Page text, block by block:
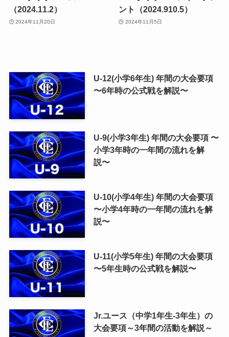
（2024.11.2）
2024年11月20日
ント（2024.910.5）
2024年11月5日
U-12(小学6年生) 年間の大会要項
〜6年時の公式戦を解説〜
U-9(小学3年生) 年間の大会要項 〜
小学3年時の一年間の流れを解
説〜
U-10(小学4年生) 年間の大会要項
〜小学4年時の一年間の流れを解
説〜
U-11(小学5年生) 年間の大会要項
〜5年生時の公式戦を解説〜
Jr.ユース（中学1年生-3年生）の
大会要項～3年間の活動を解説～